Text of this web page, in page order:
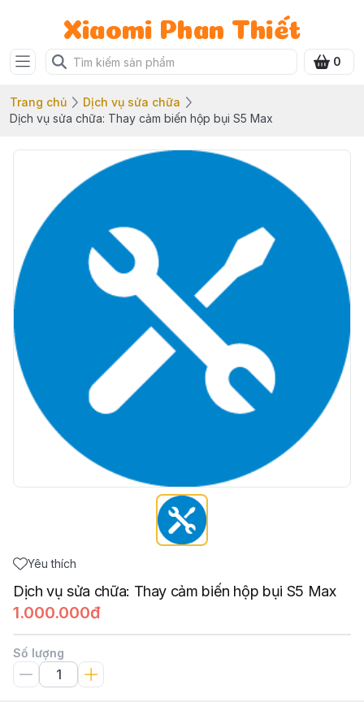
Xiaomi Phan Thiết
0
Trang chủ
Dịch vụ sửa chữa
Dịch vụ sửa chữa: Thay cảm biến hộp bụi S5 Max
Yêu thích
Dịch vụ sửa chữa: Thay cảm biến hộp bụi S5 Max
1.000.000đ
Số lượng